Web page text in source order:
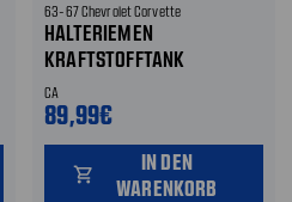
63-67 Chevrolet Corvette
HALTERIEMEN
KRAFTSTOFFTANK
CA
89,99€
shopping_cart
IN DEN
WARENKORB